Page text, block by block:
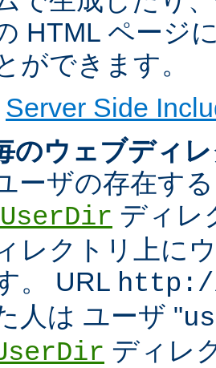
HTML ページ
ができます。
Server Side
のウェブディ
ーザの存在す
UserDir ディレ
レクトリ上に
。 URL http://
人は ユーザ "
ディレ